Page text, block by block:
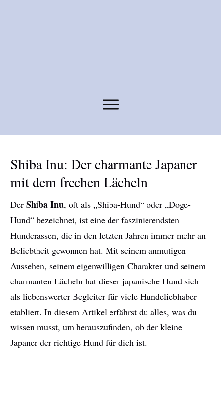
Shiba Inu: Der charmante Japaner
mit dem frechen Lächeln
Der Shiba Inu, oft als „Shiba-Hund“ oder „Doge-
Hund“ bezeichnet, ist eine der faszinierendsten
Hunderassen, die in den letzten Jahren immer mehr an
Beliebtheit gewonnen hat. Mit seinem anmutigen
Aussehen, seinem eigenwilligen Charakter und seinem
charmanten Lächeln hat dieser japanische Hund sich
als liebenswerter Begleiter für viele Hundeliebhaber
etabliert. In diesem Artikel erfährst du alles, was du
wissen musst, um herauszufinden, ob der kleine
Japaner der richtige Hund für dich ist.